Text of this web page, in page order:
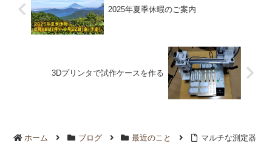
2025年夏季休暇のご案内
3Dプリンタで試作ケースを作る
ホーム ブログ 最近のこと マルチな測定器